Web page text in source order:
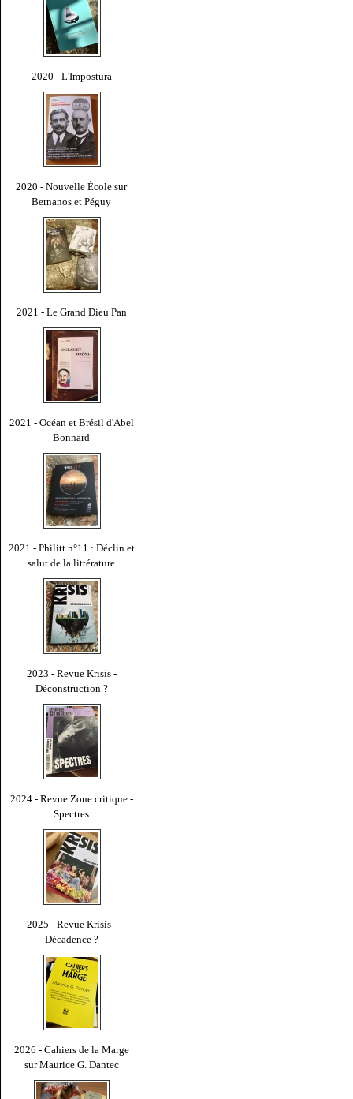
2020 - L'Impostura
2020 - Nouvelle École sur
Bernanos et Péguy
2021 - Le Grand Dieu Pan
2021 - Océan et Brésil d'Abel
Bonnard
2021 - Philitt n°11 : Déclin et
salut de la littérature
2023 - Revue Krisis -
Déconstruction ?
2024 - Revue Zone critique -
Spectres
2025 - Revue Krisis -
Décadence ?
2026 - Cahiers de la Marge
sur Maurice G. Dantec